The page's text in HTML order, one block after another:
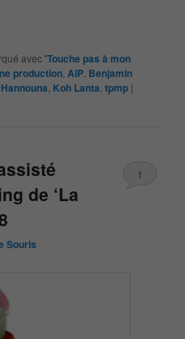
avec'Touche pas à mon
production AlP Benjamin
Koh Lanta ,tpmp |
de ‘La
Souris
1